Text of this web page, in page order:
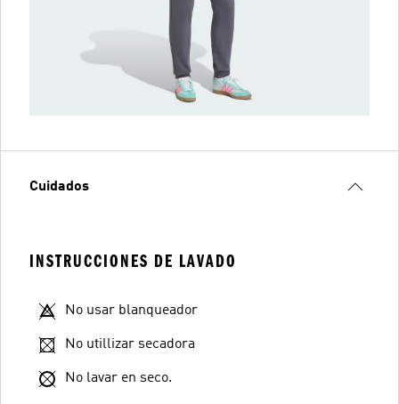
Cuidados
INSTRUCCIONES DE LAVADO
No usar blanqueador
No utillizar secadora
No lavar en seco.